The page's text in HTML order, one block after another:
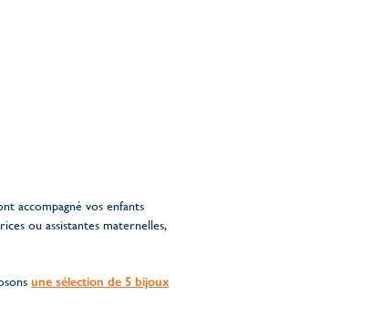
accompagné vos enfants
ou assistantes maternelles,
une sélection de 5 bijoux